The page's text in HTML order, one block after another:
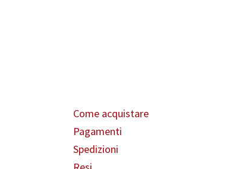
Come acquistare
Pagamenti
Spedizioni